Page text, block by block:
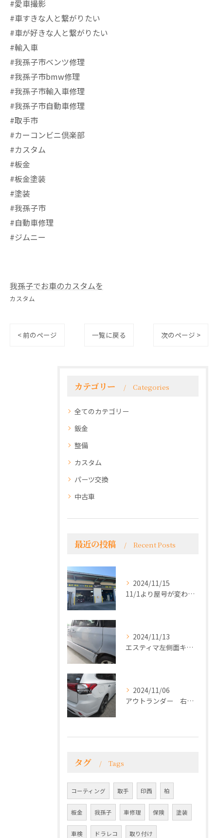
#愛車撮影
#車すきな人と繋がりたい
#車が好きな人と繋がりたい
#輸入車
#我孫子市ベンツ修理
#我孫子市bmw修理
#我孫子市輸入車修理
#我孫子市自動車修理
#取手市
#カーコンビニ倶楽部
#カスタム
#板金
#板金塗装
#塗装
#我孫子市
#自動車修理
#ジムニー
我孫子でお車のカスタムを
カスタム
< 前のページ 一覧に戻る 次のページ >
カテゴリー Categories
全てのカテゴリー
鈑金
整備
カスタム
パーツ交換
中古車
最近の投稿 Recent Posts
2024/11/15
11/1より屋号が変わり看板がかわりました！
2024/11/13
エスティマ左側面キズヘコミ修理
2024/11/06
アウトランダー 右リアフェンダー、バンパー修理
タグ Tags
コーティング 取手 印西 柏
板金 我孫子 車修理 保険 塗装
車検 ドラレコ 取り付け